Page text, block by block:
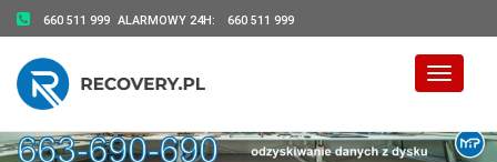
660 511 999 ALARMOWY 24H: 660 511 999
Toggle